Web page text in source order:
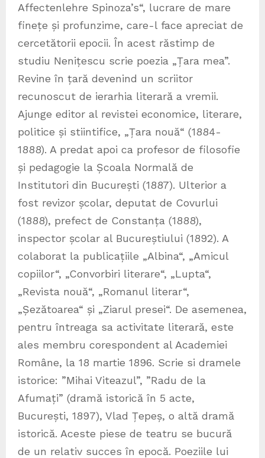
Affectenlehre Spinoza’s“, lucrare de mare
finețe și profunzime, care-l face apreciat de
cercetătorii epocii. În acest răstimp de
studiu Nenițescu scrie poezia „Țara mea”.
Revine în țară devenind un scriitor
recunoscut de ierarhia literară a vremii.
Ajunge editor al revistei economice, literare,
politice și stiintifice, „Țara nouă“ (1884-
1888). A predat apoi ca profesor de filosofie
și pedagogie la Școala Normală de
Institutori din București (1887). Ulterior a
fost revizor școlar, deputat de Covurlui
(1888), prefect de Constanța (1888),
inspector școlar al Bucureștiului (1892). A
colaborat la publicațiile „Albina“, „Amicul
copiilor“, „Convorbiri literare“, „Lupta“,
„Revista nouă“, „Romanul literar“,
„Șezătoarea“ și „Ziarul presei“. De asemenea,
pentru întreaga sa activitate literară, este
ales membru corespondent al Academiei
Române, la 18 martie 1896. Scrie si dramele
istorice: ”Mihai Viteazul”, ”Radu de la
Afumați” (dramă istorică în 5 acte,
București, 1897), Vlad Țepeș, o altă dramă
istorică. Aceste piese de teatru se bucură
de un relativ succes în epocă. Poeziile lui